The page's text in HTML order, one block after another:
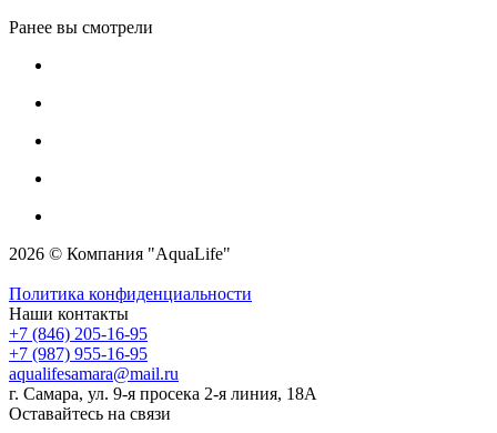
Ранее вы смотрели
2026 © Компания "AquaLife"
Политика конфиденциальности
Наши контакты
+7 (846) 205-16-95
+7 (987) 955-16-95
aqualifesamara@mail.ru
г. Самара, ул. 9-я просека 2-я линия, 18А
Оставайтесь на связи